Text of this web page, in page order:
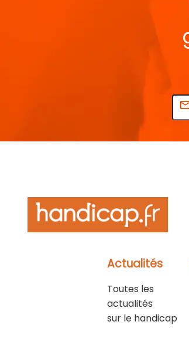
Actualités
Toutes les
actualités
sur le handicap